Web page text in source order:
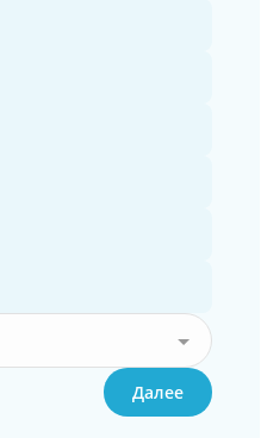
Далее